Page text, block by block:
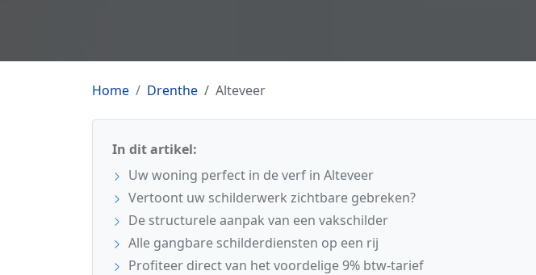
Home Drenthe Alteveer
In dit artikel:
Uw woning perfect in de verf in Alteveer
Vertoont uw schilderwerk zichtbare gebreken?
De structurele aanpak van een vakschilder
Alle gangbare schilderdiensten op een rij
Profiteer direct van het voordelige 9% btw-tarief